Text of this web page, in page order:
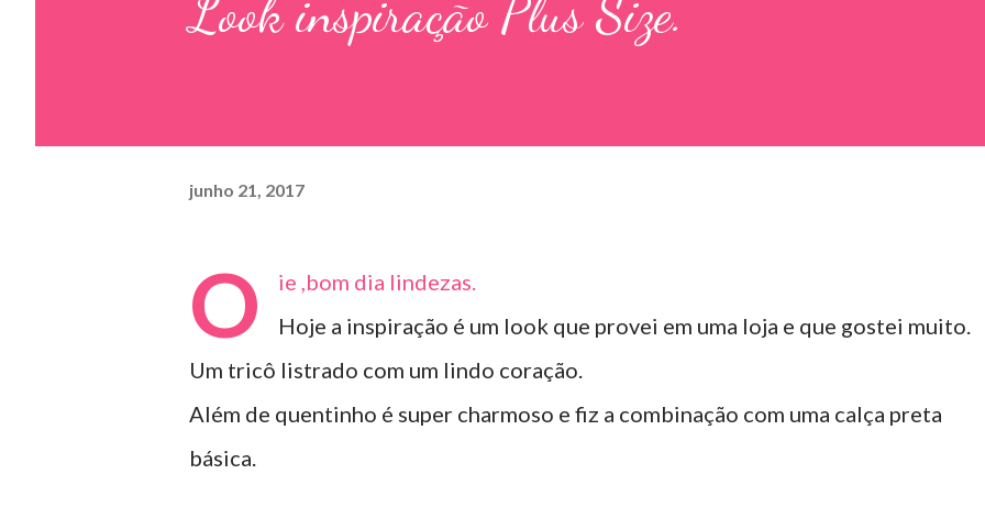
Look inspiração Plus Size.
junho 21, 2017
O
ie ,bom dia lindezas.
Hoje a inspiração é um look que provei em uma loja e que gostei muito.
Um tricô listrado com um lindo coração.
Além de quentinho é super charmoso e fiz a combinação com uma calça preta
básica.